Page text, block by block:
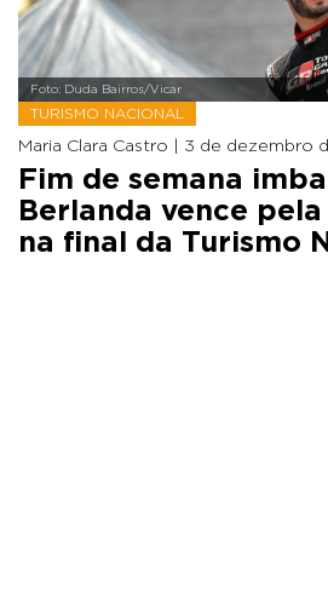
Foto: Duda Bairros/Vicar
TURISMO NACIONAL
Maria Clara Castro | 3 de dezembro
Fim de semana
Berlanda vence
na final da Turismo